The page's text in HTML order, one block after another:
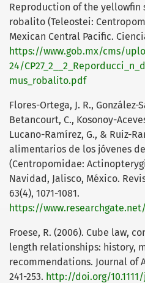
Reproduction of the yellowfin
robalito (Teleostei:
Mexican Central Pacific.
https://www.gob.mx/cms/
24/
mus_robalito.pdf
Flores-Ortega, J. R., González-
Betancourt, C., Kosonoy-
Lucano-Ramírez, G., & Ruiz-
alimentarios de los jóvenes
(Centropomidae:
Navidad, Jalisco, México.
63(4), 1071-1081.
https://
Froese, R. (2006). Cube law,
length relationships: history,
recommendations. Journal of
241-253. http://doi.org/10.1111/